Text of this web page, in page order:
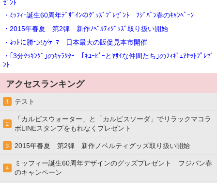
ｾﾞﾝﾄ
・ﾐｯﾌｨｰ誕生60周年ﾃﾞｻﾞｲﾝのｸﾞｯｽﾞﾌﾟﾚｾﾞﾝﾄ ﾌｼﾞﾊﾟﾝ春のｷｬﾝﾍﾟｰﾝ
・2015年春夏 第2弾 新作ﾉﾍﾞﾙﾃｨｸﾞｯｽﾞ取り扱い開始
・ﾈｯﾄに勝つ!がﾃｰﾏ 日本最大の販促見本市開催
・｢3分ｸｯｷﾝｸﾞ｣のｷｬﾗｸﾀｰ ｢ｷﾕｰﾋﾟｰとﾔｻｲな仲間たち｣のﾌｨｷﾞｭｱｾｯﾄﾌﾟﾚｾﾞ
ﾝﾄ
アクセスランキング
1 テスト
2
「カルピスウォーター」と「カルピスソーダ」でリラックマコラ
ボLINEスタンプをもれなくプレゼント
3 2015年春夏 第2弾 新作ノベルティグッズ取り扱い開始
4
ミッフィー誕生60周年デザインのグッズプレゼント フジパン春
のキャンペーン